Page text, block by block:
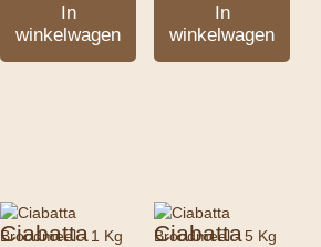
In
winkelwagen
In
winkelwagen
Ciabatta
Ciabatta